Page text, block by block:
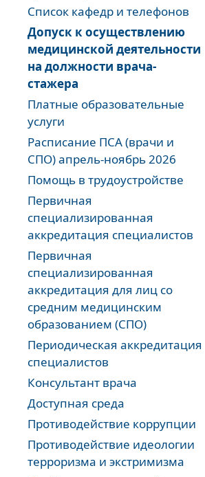
Список кафедр и телефонов
Допуск к осуществлению
медицинской деятельности
на должности врача-
стажера
Платные образовательные
услуги
Расписание ПСА (врачи и
СПО) апрель-ноябрь 2026
Помощь в трудоустройстве
Первичная
специализированная
аккредитация специалистов
Первичная
специализированная
аккредитация для лиц со
средним медицинским
образованием (СПО)
Периодическая аккредитация
специалистов
Консультант врача
Доступная среда
Противодействие коррупции
Противодействие идеологии
терроризма и экстримизма